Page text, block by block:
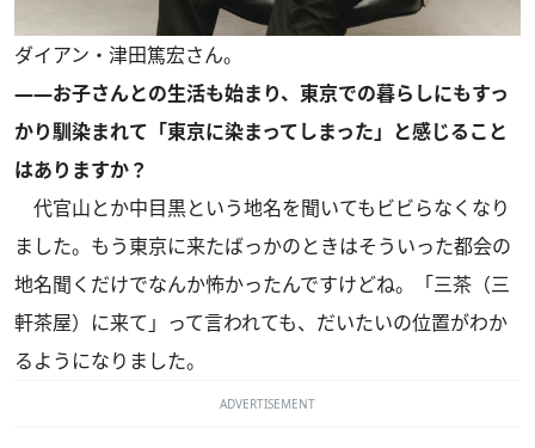
ダイアン・津田篤宏さん。
――お子さんとの生活も始まり、東京での暮らしにもすっ
かり馴染まれて「東京に染まってしまった」と感じること
はありますか？
代官山とか中目黒という地名を聞いてもビビらなくなり
ました。もう東京に来たばっかのときはそういった都会の
地名聞くだけでなんか怖かったんですけどね。「三茶（三
軒茶屋）に来て」って言われても、だいたいの位置がわか
るようになりました。
ADVERTISEMENT